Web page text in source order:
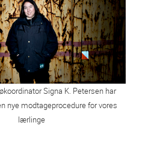
Signa K. Petersen har
nye modtageprocedure for vores
lærlinge